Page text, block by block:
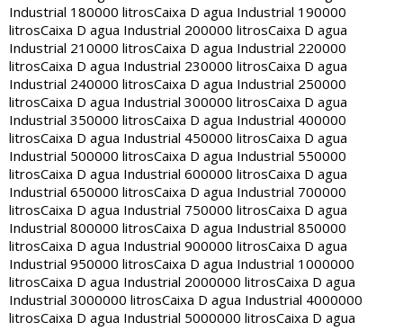
Industrial 180000 litrosCaixa D agua Industrial 190000
litrosCaixa D agua Industrial 200000 litrosCaixa D agua
Industrial 210000 litrosCaixa D agua Industrial 220000
litrosCaixa D agua Industrial 230000 litrosCaixa D agua
Industrial 240000 litrosCaixa D agua Industrial 250000
litrosCaixa D agua Industrial 300000 litrosCaixa D agua
Industrial 350000 litrosCaixa D agua Industrial 400000
litrosCaixa D agua Industrial 450000 litrosCaixa D agua
Industrial 500000 litrosCaixa D agua Industrial 550000
litrosCaixa D agua Industrial 600000 litrosCaixa D agua
Industrial 650000 litrosCaixa D agua Industrial 700000
litrosCaixa D agua Industrial 750000 litrosCaixa D agua
Industrial 800000 litrosCaixa D agua Industrial 850000
litrosCaixa D agua Industrial 900000 litrosCaixa D agua
Industrial 950000 litrosCaixa D agua Industrial 1000000
litrosCaixa D agua Industrial 2000000 litrosCaixa D agua
Industrial 3000000 litrosCaixa D agua Industrial 4000000
litrosCaixa D agua Industrial 5000000 litrosCaixa D agua